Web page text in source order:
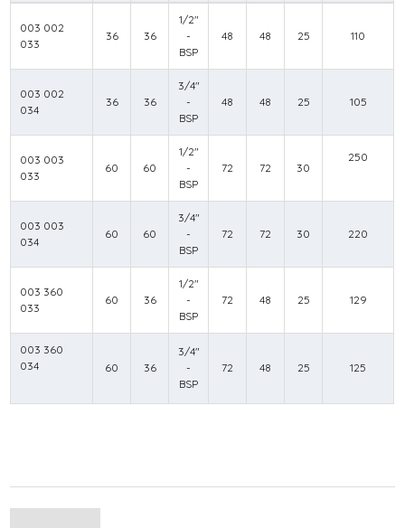
003 002
033
36 36
1/2"
-
BSP
48 48 25 110
003 002
034
36 36
3/4"
-
BSP
48 48 25 105
003 003
033
60 60
1/2"
-
BSP
72 72 30
250
003 003
034
60 60
3/4"
-
BSP
72 72 30 220
003 360
033
60 36
1/2"
-
BSP
72 48 25 129
003 360
034
60 36
3/4"
-
BSP
72 48 25 125